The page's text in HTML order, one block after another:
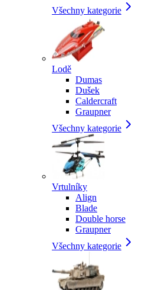
Všechny kategorie
Lodě
Dumas
Dušek
Caldercraft
Graupner
Všechny kategorie
Vrtulníky
Align
Blade
Double horse
Graupner
Všechny kategorie